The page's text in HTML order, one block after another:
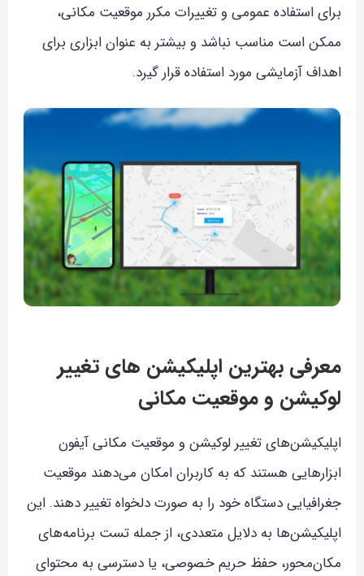
برای استفاده عمومی و تغییرات مکرر موقعیت مکانی،
ممکن است مناسب نباشد و بیشتر به عنوان ابزاری برای
اهداف آزمایشی مورد استفاده قرار گیرد.
معرفی بهترین اپلیکیشن های تغییر
لوکیشن و موقعیت مکانی
اپلیکیشن‌های تغییر لوکیشن و موقعیت مکانی آیفون
ابزارهایی هستند که به کاربران امکان می‌دهند موقعیت
جغرافیایی دستگاه خود را به صورت دلخواه تغییر دهند. این
اپلیکیشن‌ها به دلایل متعددی، از جمله تست برنامه‌های
مکان‌محور، حفظ حریم خصوصی، یا دسترسی به محتوای